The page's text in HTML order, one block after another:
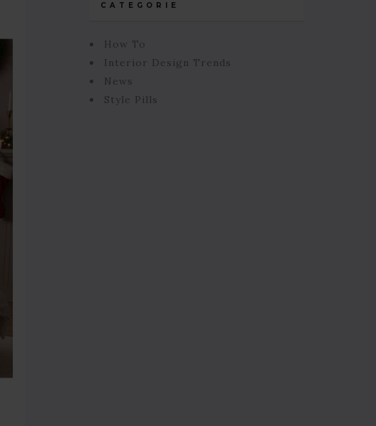
CATEGORIE
How To
Interior Design Trends
News
Style Pills